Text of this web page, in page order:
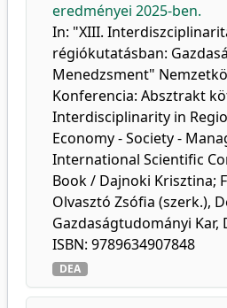
eredményei 2025-ben.
In: "XIII.
régiókutatásban:
Menedzsment"
Konferencia: Absztrakt
Interdisciplinarity in
Economy - Society -
International Scientific
Book / Dajnoki Krisztina;
Olvasztó Zsófia (szerk.),
Gazdaságtudományi Kar,
ISBN: 9789634907848
DEA